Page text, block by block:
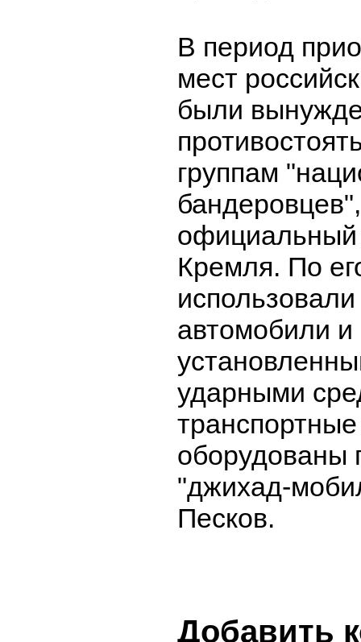
В период
мест
были
группам
официальный
Кремля. По
автомобили и
ударными
оборудованы
"джихад-
Песков.
Добавить